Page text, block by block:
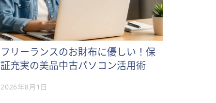
フリーランスのお財布に優しい！保
証充実の美品中古パソコン活用術
2026年8月1日